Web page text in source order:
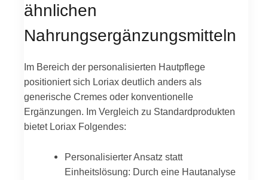
ähnlichen
Nahrungsergänzungsmitteln
Im Bereich der personalisierten Hautpflege
positioniert sich Loriax deutlich anders als
generische Cremes oder konventionelle
Ergänzungen. Im Vergleich zu Standardprodukten
bietet Loriax Folgendes:
Personalisierter Ansatz statt
Einheitslösung: Durch eine Hautanalyse